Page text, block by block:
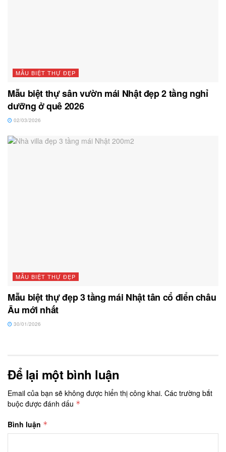
MẪU BIỆT THỰ ĐẸP
Mẫu biệt thự sân vườn mái Nhật đẹp 2 tầng nghỉ
dưỡng ở quê 2026
02/03/2026
MẪU BIỆT THỰ ĐẸP
Mẫu biệt thự đẹp 3 tầng mái Nhật tân cổ điển châu
Âu mới nhất
30/01/2026
Để lại một bình luận
Email của bạn sẽ không được hiển thị công khai. Các trường bắt
buộc được đánh dấu *
Bình luận *